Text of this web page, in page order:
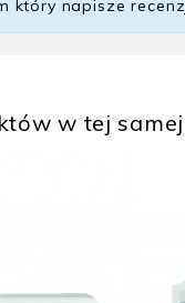
który napisze
w tej